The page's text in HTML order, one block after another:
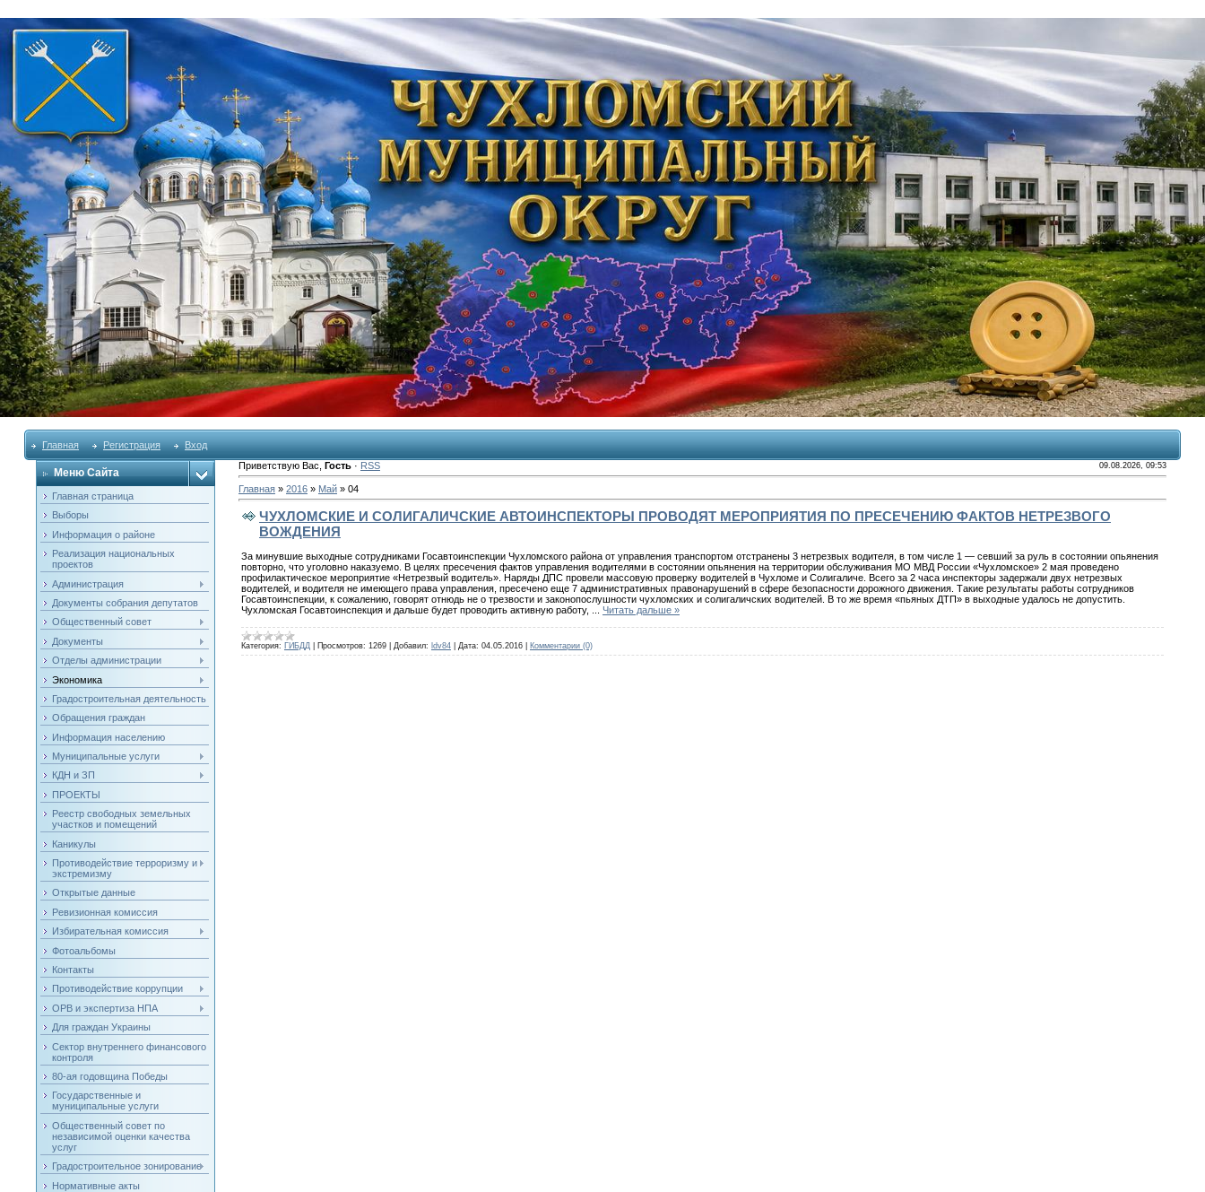
Главная Регистрация Вход
Меню Сайта
Главная страница
Выборы
Информация о районе
Реализация национальных
проектов
Администрация
Документы собрания депутатов
Общественный совет
Документы
Отделы администрации
Экономика
Градостроительная деятельность
Обращения граждан
Информация населению
Муниципальные услуги
КДН и ЗП
ПРОЕКТЫ
Реестр свободных земельных
участков и помещений
Каникулы
Противодействие терроризму и
экстремизму
Открытые данные
Ревизионная комиссия
Избирательная комиссия
Фотоальбомы
Контакты
Противодействие коррупции
ОРВ и экспертиза НПА
Для граждан Украины
Сектор внутреннего финансового
контроля
80-ая годовщина Победы
Государственные и
муниципальные услуги
Общественный совет по
независимой оценки качества
услуг
Градостроительное зонирование
Нормативные акты
Приветствую Вас Гость· RSS 09.08.2026, 09:53
Главная» 2016 » Май » 04
ЧУХЛОМСКИЕ И СОЛИГАЛИЧСКИЕ АВТОИНСПЕКТОРЫ ПРОВОДЯТ МЕРОПРИЯТИЯ ПО ПРЕСЕЧЕНИЮ ФАКТОВ НЕТРЕЗВОГО
ВОЖДЕНИЯ
За минувшие выходные сотрудниками Госавтоинспекции Чухломского района от управления транспортом отстранены 3 нетрезвых водителя, в том числе 1 — севший за руль в состоянии опьянения
повторно, что уголовно наказуемо. В целях пресечения фактов управления водителями в состоянии опьянения на территории обслуживания МО МВД России «Чухломское» 2 мая проведено
профилактическое мероприятие «Нетрезвый водитель». Наряды ДПС провели массовую проверку водителей в Чухломе и Солигаличе. Всего за 2 часа инспекторы задержали двух нетрезвых
водителей, и водителя не имеющего права управления, пресечено еще 7 административных правонарушений в сфере безопасности дорожного движения. Такие результаты работы сотрудников
Госавтоинспекции, к сожалению, говорят отнюдь не о трезвости и законопослушности чухломских и солигаличских водителей. В то же время «пьяных ДТП» в выходные удалось не допустить.
Чухломская Госавтоинспекция и дальше будет проводить активную работу,
Читать дальше »
Категория: ГИБДД Просмотров: 1269 Добавил: ldv84 Дата: 04.05.2016 Комментарии (0)